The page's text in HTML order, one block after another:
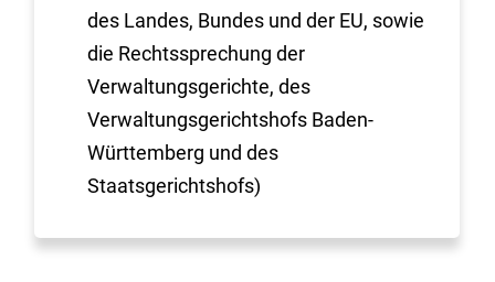
des Landes, Bundes und der EU, sowie
die Rechtssprechung der
Verwaltungsgerichte, des
Verwaltungsgerichtshofs Baden-
Württemberg und des
Staatsgerichtshofs)